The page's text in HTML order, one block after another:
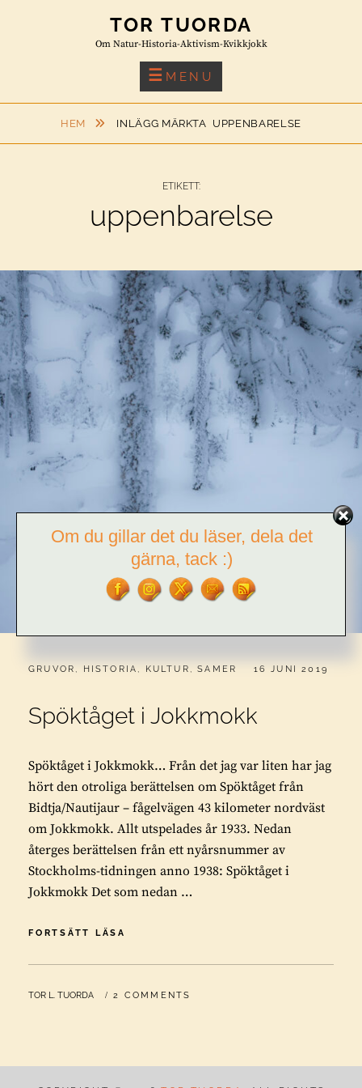
TOR TUORDA
Om Natur-Historia-Aktivism-Kvikkjokk
MENU
HEM INLÄGG MÄRKTA UPPENBARELSE
ETIKETT:
uppenbarelse
CATEGORIES:
GRUVOR , HISTORIA , KULTUR ,SAMER PUBLICERAT
16 JUNI 2019
Spöktåget i Jokkmokk
Spöktåget i Jokkmokk… Från det jag var liten har jag
hört den otroliga berättelsen om Spöktåget från
Bidtja/Nautijaur – fågelvägen 43 kilometer nordväst
om Jokkmokk. Allt utspelades år 1933. Nedan
återges berättelsen från ett nyårsnummer av
Stockholms-tidningen anno 1938: Spöktåget i
Jokkmokk Det som nedan …
FORTSÄTT LÄSA
JOKKMOKK
BY
TOR L. TUORDA 2 COMMENTS
Om du gillar det du läser, dela det
gärna, tack :)